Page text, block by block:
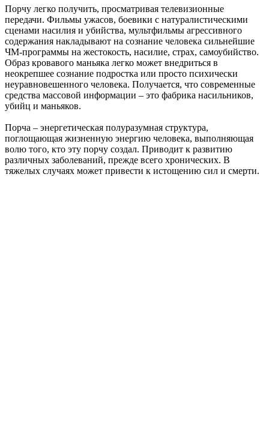
Порчу легко получить, просматривая телевизионные
передачи. Фильмы ужасов, боевики с натуралистическими
сценами насилия и убийства, мультфильмы агрессивного
содержания накладывают на сознание человека сильнейшие
ЧМ-программы на жестокость, насилие, страх, самоубийство.
Образ кровавого маньяка легко может внедриться в
неокрепшее сознание подростка или просто психически
неуравновешенного человека. Получается, что современные
средства массовой информации – это фабрика насильников,
убийц и маньяков.
Порча – энергетическая полуразумная структура,
поглощающая жизненную энергию человека, выполняющая
волю того, кто эту порчу создал. Приводит к развитию
различных заболеваний, прежде всего хронических. В
тяжелых случаях может привести к истощению сил и смерти.